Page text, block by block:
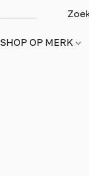
SHOP OP MERK